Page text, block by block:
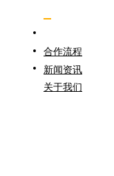
合作流程
新闻资讯
关于我们